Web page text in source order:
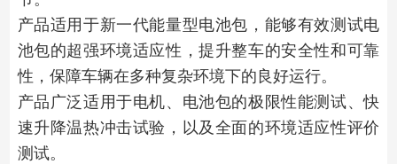
产品适用于新一代能量型电池包，能够有效测试电
池包的超强环境适应性，提升整车的安全性和可靠
性，保障车辆在多种复杂环境下的良好运行。
产品广泛适用于电机、电池包的极限性能测试、快
速升降温热冲击试验，以及全面的环境适应性评价
测试。